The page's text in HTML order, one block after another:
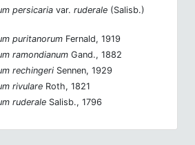
persicaria var. ruderale (Salisb.)
puritanorum Fernald, 1919
ramondianum Gand., 1882
rechingeri Sennen, 1929
rivulare Roth, 1821
ruderale Salisb., 1796